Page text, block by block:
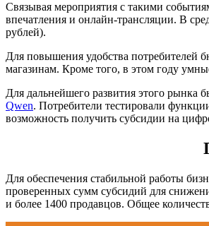
Связывая мероприятия с такими
впечатления и онлайн-трансляции. В
рублей).
Для повышения удобства потребителей
магазинам. Кроме того, в этом году
Для дальнейшего развития этого рынка
Qwen. Потребители тестировали
возможность получить субсидии на
Для обеспечения стабильной работы
проверенных сумм субсидий для
и более 1400 продавцов. Общее